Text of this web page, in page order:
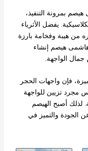
بمرونة التنفيذ،
يفضل الأثرياء
من هيبة وفخامة بارزة
هيصم إنشاء
الواجهة.
فإن واجهات الحجر
مجرد تزيين للواجهة
لذلك أصبح الهيصم
الجودة والتميز في